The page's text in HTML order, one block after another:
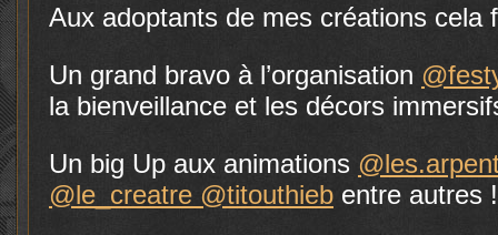
Aux adoptants de mes créations cela
Un grand bravo à l’organisation
la bienveillance et les décors
Un big Up aux animations
@le_creatre @titouthieb entre autres !